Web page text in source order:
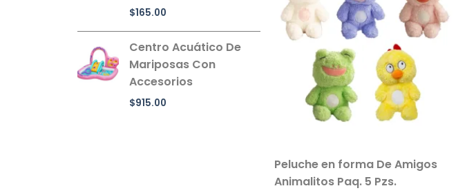
$165.00
Centro Acuático De
Mariposas Con
Accesorios
$915.00
Peluche en forma De Amigos
Animalitos Paq. 5 Pzs.